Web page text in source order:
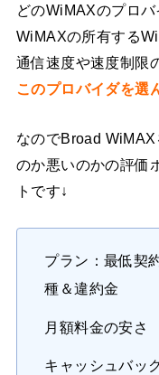
どのWiMAXのプロ
WiMAXの所有する
通信速度や速度制限
このプロバイダを選
なのでBroad
のか悪いのかの評価
トです↓
プラン：最低契
種＆違約金
月額料金の安さ
キャッシュバッ